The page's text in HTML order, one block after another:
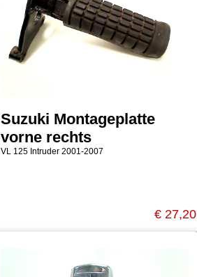
Suzuki Montageplatte
vorne rechts
VL 125 Intruder 2001-2007
€ 27,20